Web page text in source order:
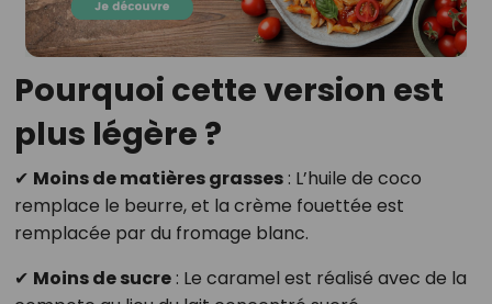
Pourquoi cette version est
plus légère ?
✔ Moins de matières grasses: L’huile de coco
remplace le beurre, et la crème fouettée est
remplacée par du fromage blanc.
✔ Moins de sucre: Le caramel est réalisé avec de la